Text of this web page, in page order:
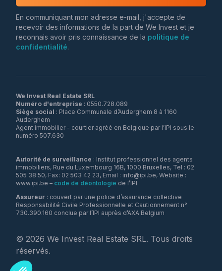
En communiquant mon adresse e-mail, j'accepte de
recevoir des informations de la part de We Invest et je
reconnais avoir pris connaissance de la politique de
confidentialité.
We Invest Real Estate SRL
Numéro d'entreprise
Siège social : Place Communale d’Auderghem 8 à 1160
Auderghem
Agent immobilier - courtier agréé en Belgique par l’IPI sous le
numéro 507.630
Autorité de surveillance : Institut professionnel des agents
immobiliers, Rue du Luxembourg 16B, 1000 Bruxelles, Tel : 02
505 38 50, Fax: 02 503 42 23, Email : info@ipi.be, Website :
www.ipi.be – code de déontologie de l’IPI
Assureur : couvert par une police d’assurance collective
Responsabilité Civile Professionnelle et Cautionnement n°
730.390.160 conclue par l’IPI auprès d’AXA Belgium
© 2026 We Invest Real Estate SRL. Tous droits
réservés.